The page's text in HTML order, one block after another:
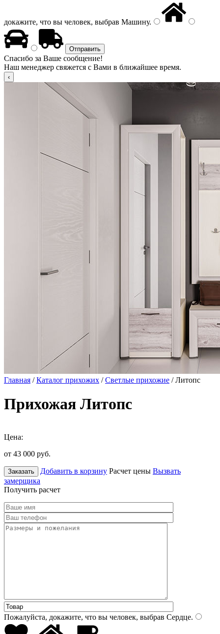
докажите, что вы человек, выбрав Машину.
Спасибо за Ваше сообщение!
Наш менеджер свяжется с Вами в ближайшее время.
Главная /Каталог прихожих /Светлые прихожие / Литопс
Прихожая Литопс
Цена:
от 43 000 руб.
Заказать Добавить в корзину Расчет цены Вызвать
замерщика
Получить расчет
Пожалуйста, докажите, что вы человек, выбрав Сердце.